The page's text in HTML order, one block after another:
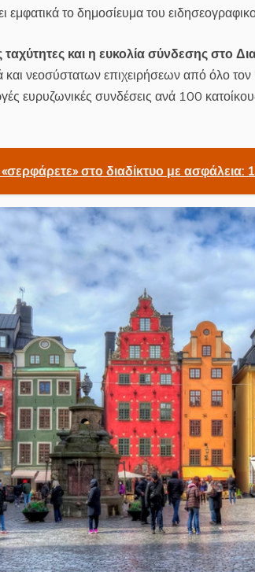
εμφατικά το δημοσίευμα του
ταχύτητες και η ευκολία σύνδεσης στο
και νεοσύστατων επιχειρήσεων από όλο
ευρυζωνικές συνδέσεις ανά 100
στο διαδίκτυο με ασφάλεια: